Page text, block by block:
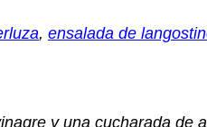
, ensalada de
y una cucharada de